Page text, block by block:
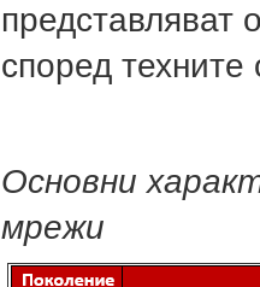
представляват
според техните
Основни
мрежи